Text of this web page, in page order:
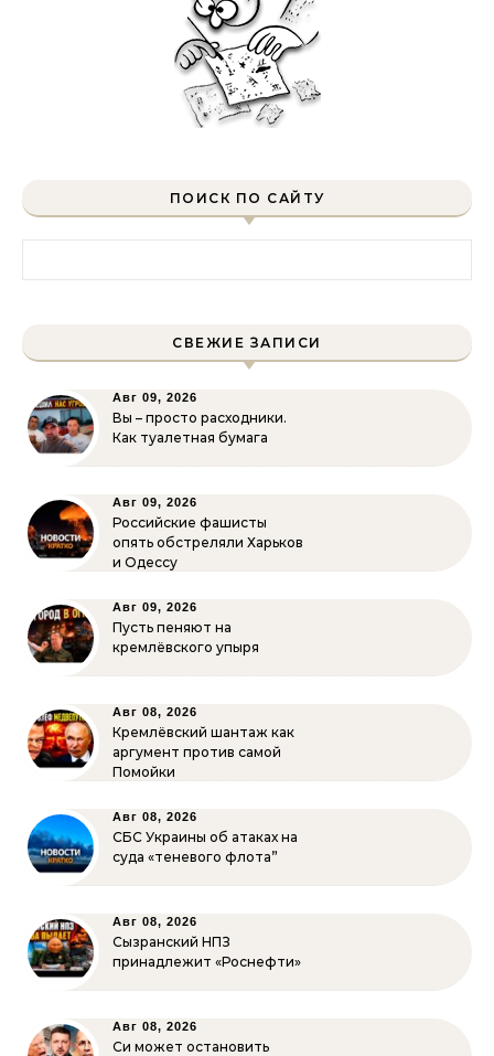
ПОИСК ПО САЙТУ
СВЕЖИЕ ЗАПИСИ
Авг 09, 2026
Вы – просто расходники.
Как туалетная бумага
Авг 09, 2026
Российские фашисты
опять обстреляли Харьков
и Одессу
Авг 09, 2026
Пусть пеняют на
кремлёвского упыря
Авг 08, 2026
Кремлёвский шантаж как
аргумент против самой
Помойки
Авг 08, 2026
СБС Украины об атаках на
суда «теневого флота”
Авг 08, 2026
Сызранский НПЗ
принадлежит «Роснефти»
Авг 08, 2026
Си может остановить